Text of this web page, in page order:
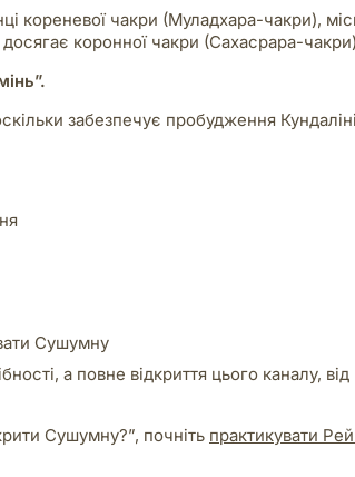
кореневої чакри (Муладхара-чакри),
досягає коронної чакри (Сахасрара-
забезпечує пробудження
Сушумну
а повне відкриття цього каналу, від
Сушумну?”, почніть практикувати